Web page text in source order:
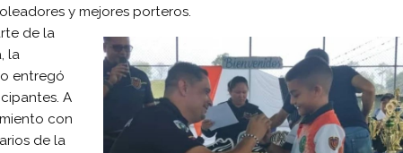
y mejores porteros.
de la
la
entregó
A
con
de la